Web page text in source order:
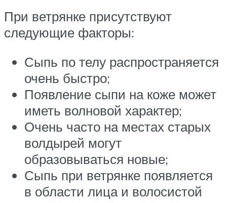
При ветрянке присутствуют
следующие факторы:
Сыпь по телу распространяется
очень быстро;
Появление сыпи на коже может
иметь волновой характер;
Очень часто на местах старых
волдырей могут
образовываться новые;
Сыпь при ветрянке появляется
в области лица и волосистой